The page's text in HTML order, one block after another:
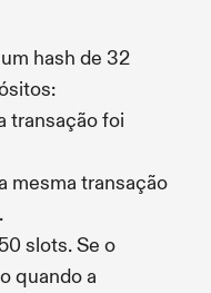
hash de 32
transação foi
mesma transação
slots. Se o
quando a